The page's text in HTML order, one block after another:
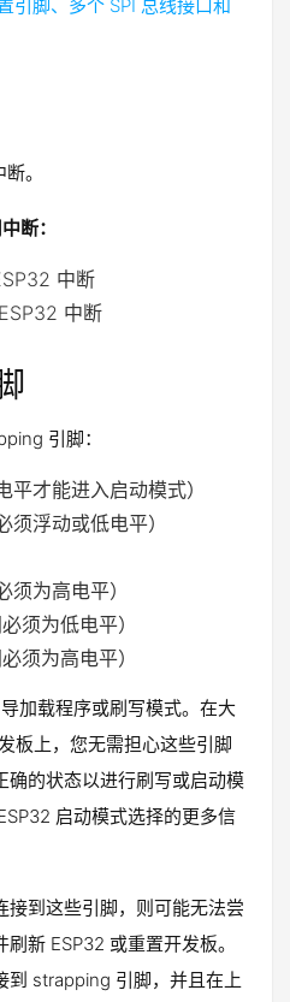
引脚、多个 SPI 总线接口和
。
断：
中断
中断
引脚：
平才能进入启动模式）
须浮动或低电平）
须为高电平）
须为低电平）
须为高电平）
加载程序或刷写模式。在大
板上，您无需担心这些引脚
确的状态以进行刷写或启动模
启动模式选择的更多信
接到这些引脚，则可能无法尝
新 ESP32 或重置开发板。
到 strapping 引脚，并且在上